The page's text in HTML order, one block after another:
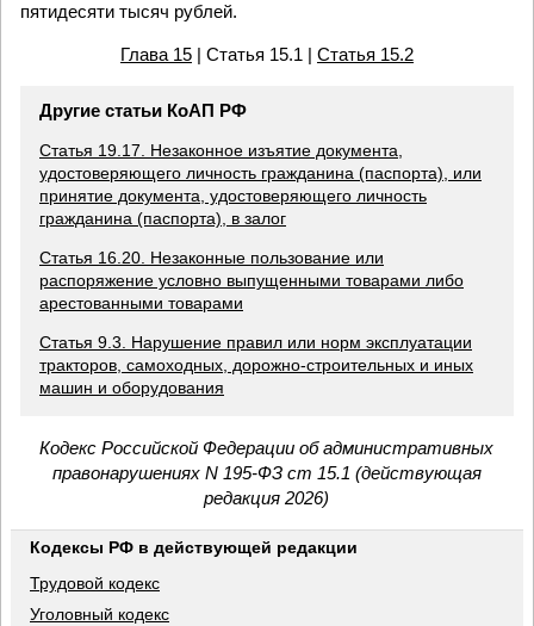
пятидесяти тысяч рублей.
Глава 15| Статья 15.1 | Статья 15.2
Другие статьи КоАП РФ
Статья 19.17. Незаконное изъятие документа,
удостоверяющего личность гражданина (паспорта), или
принятие документа, удостоверяющего личность
гражданина (паспорта), в залог
Статья 16.20. Незаконные пользование или
распоряжение условно выпущенными товарами либо
арестованными товарами
Статья 9.3. Нарушение правил или норм эксплуатации
тракторов, самоходных, дорожно-строительных и иных
машин и оборудования
Кодекс Российской Федерации об административных
правонарушениях N 195-ФЗ ст 15.1 (действующая
редакция 2026)
Кодексы РФ в действующей редакции
Трудовой кодекс
Уголовный кодекс